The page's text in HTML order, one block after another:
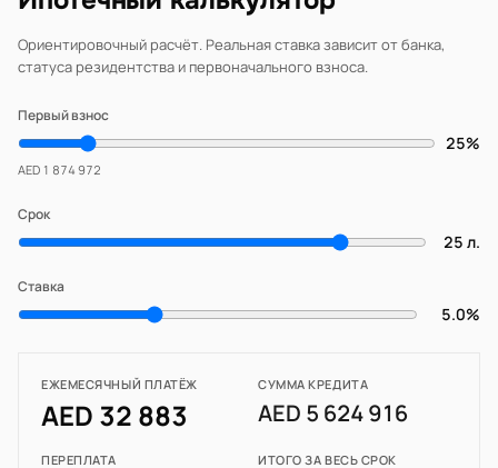
Ориентировочный расчёт. Реальная ставка зависит от банка,
статуса резидентства и первоначального взноса.
Первый взнос
25%
AED 1 874 972
Срок
25 л.
Ставка
5.0%
ЕЖЕМЕСЯЧНЫЙ ПЛАТЁЖ
AED 32 883
СУММА КРЕДИТА
AED 5 624 916
ПЕРЕПЛАТА ИТОГО ЗА ВЕСЬ СРОК